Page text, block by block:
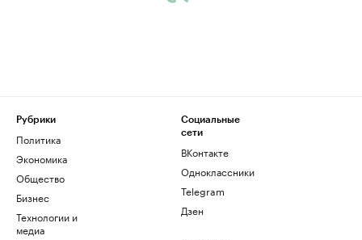
Рубрики
Политика
Экономика
Общество
Бизнес
Технологии и
медиа
Социальные
сети
ВКонтакте
Одноклассники
Telegram
Дзен